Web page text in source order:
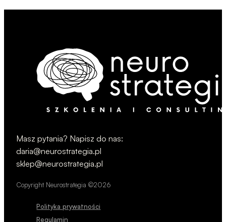
Masz pytania? Napisz do nas:
daria@neurostrategia.pl
sklep@neurostrategia.pl
Copyright Neurostrategia ©2026
Polityka prywatności
Regulamin